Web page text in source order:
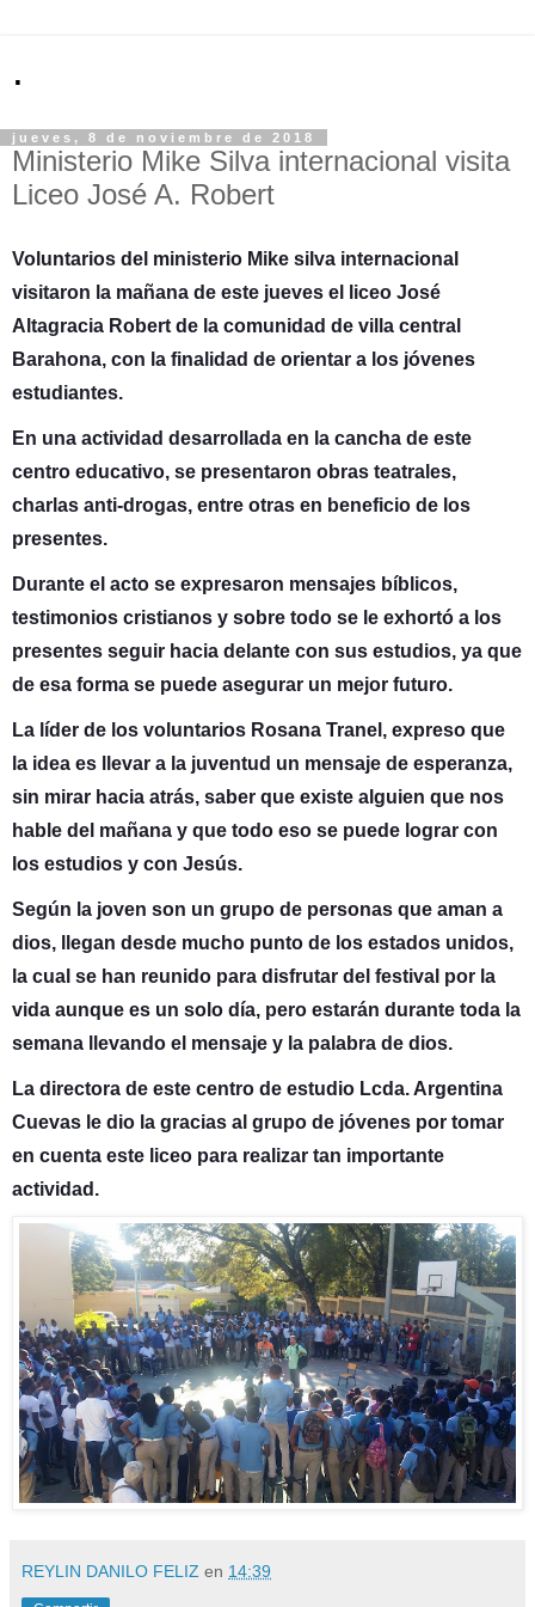
.
jueves, 8 de noviembre de 2018
Ministerio Mike Silva internacional visita
Liceo José A. Robert
Voluntarios del ministerio Mike silva internacional
visitaron la mañana de este jueves el liceo José
Altagracia Robert de la comunidad de villa central
Barahona, con la finalidad de orientar a los jóvenes
estudiantes.
En una actividad desarrollada en la cancha de este
centro educativo, se presentaron obras teatrales,
charlas anti-drogas, entre otras en beneficio de los
presentes.
Durante el acto se expresaron mensajes bíblicos,
testimonios cristianos y sobre todo se le exhortó a los
presentes seguir hacia delante con sus estudios, ya que
de esa forma se puede asegurar un mejor futuro.
La líder de los voluntarios Rosana Tranel, expreso que
la idea es llevar a la juventud un mensaje de esperanza,
sin mirar hacia atrás, saber que existe alguien que nos
hable del mañana y que todo eso se puede lograr con
los estudios y con Jesús.
Según la joven son un grupo de personas que aman a
dios, llegan desde mucho punto de los estados unidos,
la cual se han reunido para disfrutar del festival por la
vida aunque es un solo día, pero estarán durante toda la
semana llevando el mensaje y la palabra de dios.
La directora de este centro de estudio Lcda. Argentina
Cuevas le dio la gracias al grupo de jóvenes por tomar
en cuenta este liceo para realizar tan importante
actividad.
REYLIN DANILO FELIZ en 14:39